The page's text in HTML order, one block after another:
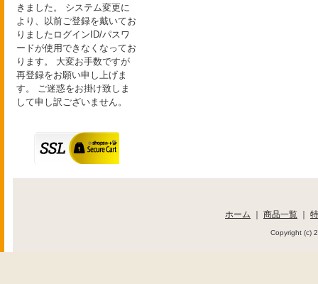
きました。 システム変更に
より、以前ご登録を戴いてお
りましたログインID/パスワ
ードが使用できなくなってお
ります。 大変お手数ですが
再登録をお願い申し上げま
す。 ご迷惑をお掛け致しま
して申し訳ございません。
ホーム ｜ 商品一覧 ｜
Copyright (c)